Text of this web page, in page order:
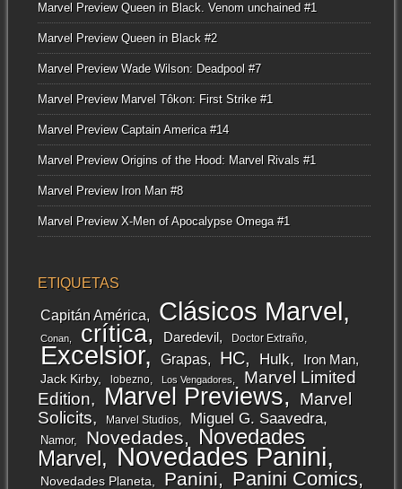
Marvel Preview Queen in Black. Venom unchained #1
Marvel Preview Queen in Black #2
Marvel Preview Wade Wilson: Deadpool #7
Marvel Preview Marvel Tôkon: First Strike #1
Marvel Preview Captain America #14
Marvel Preview Origins of the Hood: Marvel Rivals #1
Marvel Preview Iron Man #8
Marvel Preview X-Men of Apocalypse Omega #1
ETIQUETAS
Capitán América Clásicos Marvel
Conan crítica Daredevil Doctor Extraño
Excelsior Grapas HC Hulk Iron Man
Jack Kirby lobezno Los Vengadores
Marvel Limited
Edition
Marvel Previews
Marvel
Solicits
Marvel Studios Miguel G. Saavedra
Namor Novedades
Novedades
Marvel
Novedades Panini
Novedades Planeta Panini Panini Comics